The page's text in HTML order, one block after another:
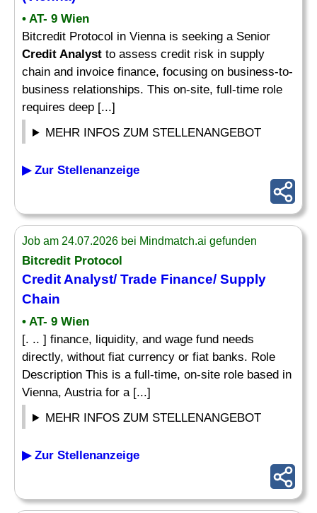
• AT- 9 Wien
Bitcredit Protocol in Vienna is seeking a Senior
Credit Analyst to assess credit risk in supply
chain and invoice finance, focusing on business-to-
business relationships. This on-site, full-time role
requires deep [...]
MEHR INFOS ZUM STELLENANGEBOT
▶ Zur Stellenanzeige
Job am 24.07.2026 bei Mindmatch.ai gefunden
Bitcredit Protocol
Credit Analyst/ Trade Finance/ Supply
Chain
• AT- 9 Wien
[. .. ] finance, liquidity, and wage fund needs
directly, without fiat currency or fiat banks. Role
Description This is a full-time, on-site role based in
Vienna, Austria for a [...]
MEHR INFOS ZUM STELLENANGEBOT
▶ Zur Stellenanzeige